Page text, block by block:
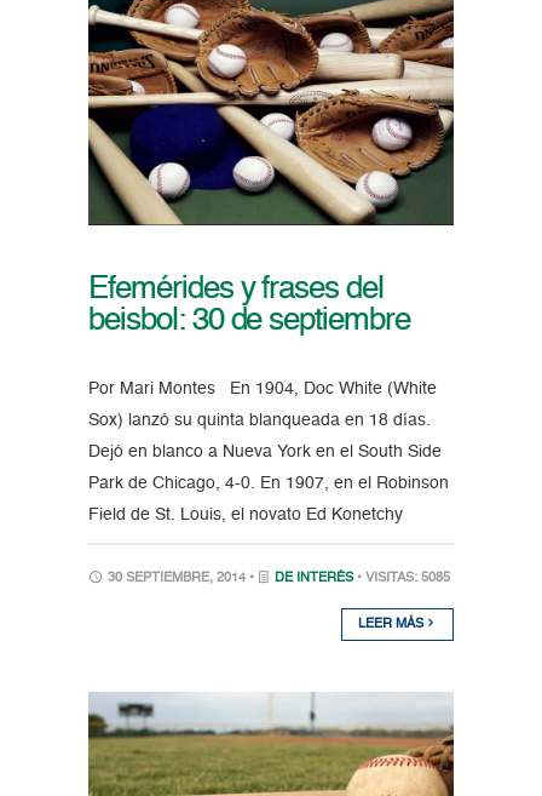
Efemérides y frases del
beisbol: 30 de septiembre
Por Mari Montes En 1904, Doc White (White
Sox) lanzó su quinta blanqueada en 18 días.
Dejó en blanco a Nueva York en el South Side
Park de Chicago, 4-0. En 1907, en el Robinson
Field de St. Louis, el novato Ed Konetchy
30 SEPTIEMBRE, 2014 • DE INTERÉS • VISITAS: 5085
LEER MÁS